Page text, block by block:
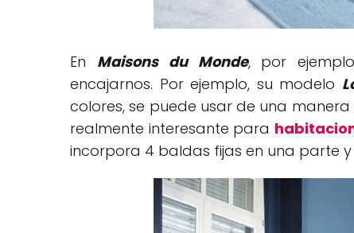
En Maisons du Monde, por
encajarnos. Por ejemplo, su modelo
colores, se puede usar de una
realmente interesante para
incorpora 4 baldas fijas en una parte